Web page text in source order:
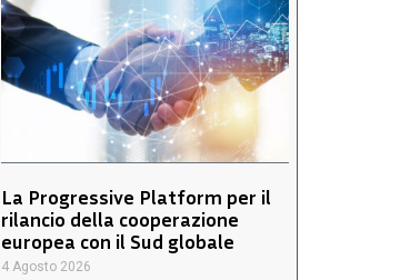
La Progressive Platform per il
rilancio della cooperazione
europea con il Sud globale
4 Agosto 2026